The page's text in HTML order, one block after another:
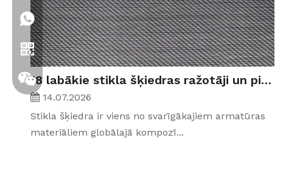
18 labākie stikla šķiedras ražotāji un piegādātāji Indijā (2026)
14.07.2026
Stikla šķiedra ir viens no svarīgākajiem armatūras
materiāliem globālajā kompozī...
+86 19306129712